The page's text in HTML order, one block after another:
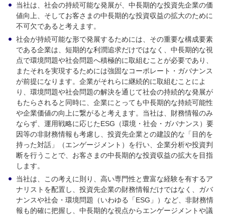
当社は、社会の持続可能な発展が、中長期的な投資先企業の価
値向上、そしてお客さまの中長期的な投資収益の拡大のために
不可欠であると考えます。
社会が持続可能な形で発展するためには、その重要な構成要素
である企業は、短期的な利潤追求だけではなく、中長期的な視
点で環境問題や社会問題へ積極的に取組むことが必要であり、
またそれを実現するためには強固なコーポレート・ガバナンス
が前提になります。企業がそれらに継続的に取組むことによ
り、環境問題や社会問題の解決を通じて社会の持続的な発展が
もたらされると同時に、企業にとっても中長期的な持続可能性
や企業価値の向上に繋がると考えます。当社は、財務情報のみ
ならず、運用戦略に応じたESG（環境・社会・ガバナンス）要
因等の非財務情報も考慮し、投資先企業との建設的な「目的を
持った対話」（エンゲージメント）を行い、企業分析や投資判
断を行うことで、お客さまの中長期的な投資収益の拡大を目指
します。
当社は、この考えに則り、高い専門性と豊富な経験を有するア
ナリストを配置し、投資先企業の財務情報だけではなく、ガバ
ナンスや社会・環境問題（いわゆる「ESG」）など、非財務情
報も的確に把握し、中長期的な視点からエンゲージメントや議